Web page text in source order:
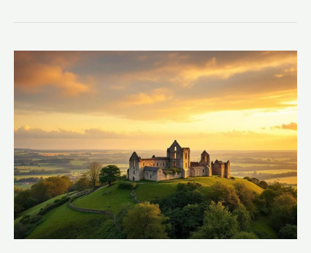
abbaye
du
perchée
sur
sa
colline,
offre